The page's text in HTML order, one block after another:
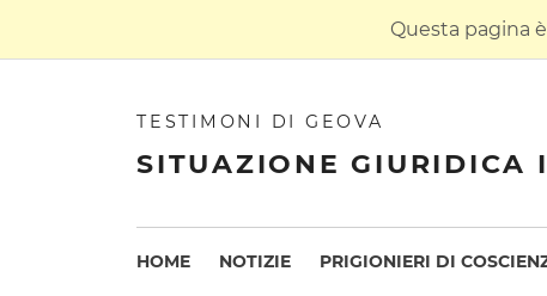
Questa pagina
TESTIMONI DI GEOVA
SITUAZIONE GIURIDICA
HOME NOTIZIE PRIGIONIERI DI